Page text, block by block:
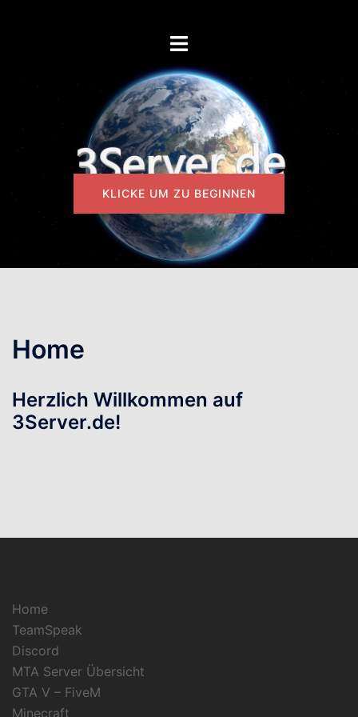
Menü
KLICKE UM ZU BEGINNEN
Home
Herzlich Willkommen auf
3Server.de!
Home
TeamSpeak
Discord
MTA Server Übersicht
GTA V – FiveM
Minecraft